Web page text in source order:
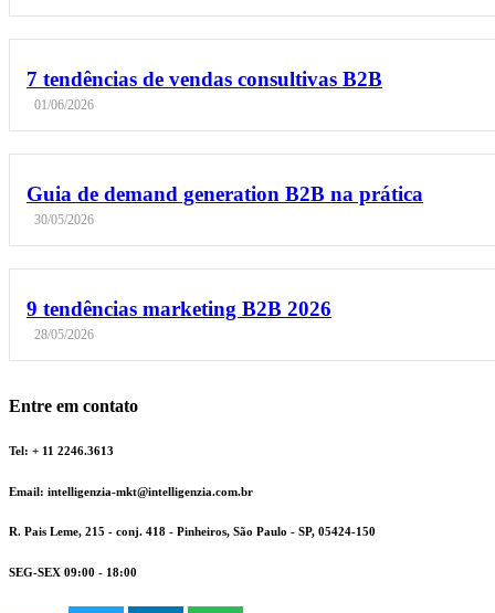
7 tendências de vendas consultivas B2B
01/06/2026
Guia de demand generation B2B na prática
30/05/2026
9 tendências marketing B2B 2026
28/05/2026
Entre em contato
Tel: + 11 2246.3613
Email: intelligenzia-mkt@intelligenzia.com.br
R. Pais Leme, 215 - conj. 418 - Pinheiros, São Paulo - SP, 05424-150
SEG-SEX 09:00 - 18:00